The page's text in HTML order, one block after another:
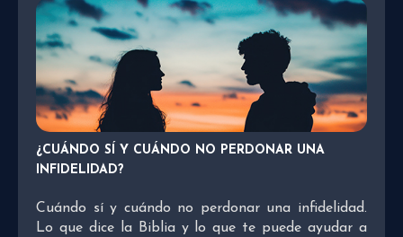
¿CUÁNDO SÍ Y CUÁNDO NO PERDONAR UNA
INFIDELIDAD?
Cuándo sí y cuándo no perdonar una infidelidad.
Lo que dice la Biblia y lo que te puede ayudar a